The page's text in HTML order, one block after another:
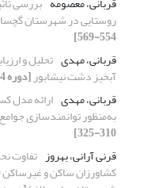
روستایی در شهرستان
554-569]
قربانی، مهدی
آبخیز دشت نیشابور[دوره 14، شماره 1، 1402، صفحه 116-135]
قربانی، مهدی
به‌منظور توانمندسازی
310-325]
قرنی آرانی، بهروز تفاوت
کشاورزان ساکن و